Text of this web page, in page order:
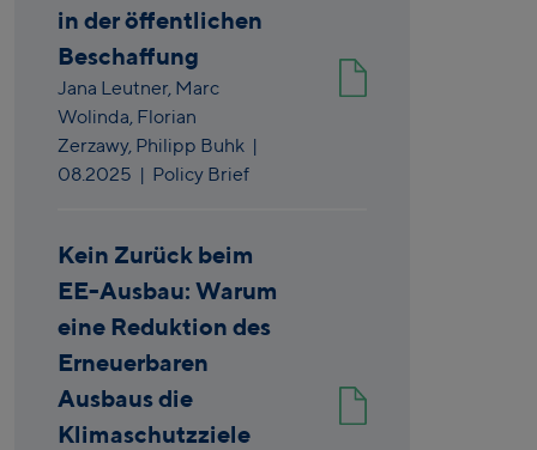
in der öffentlichen
Beschaffung
Jana Leutner, Marc
Wolinda, Florian
Zerzawy, Philipp Buhk |
08.2025 | Policy Brief
Kein Zurück beim
EE-Ausbau: Warum
eine Reduktion des
Erneuerbaren
Ausbaus die
Klimaschutzziele